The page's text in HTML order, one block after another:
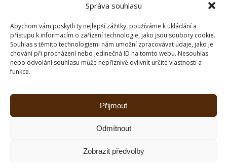
Správa souhlasu
Abychom vám poskytli ty nejlepší zážitky, používáme k ukládání a
přístupu k informacím o zařízení technologie, jako jsou soubory cookie.
Souhlas s těmito technologiemi nám umožní zpracovávat údaje, jako je
chování při procházení nebo jedinečná ID na tomto webu. Nesouhlas
nebo odvolání souhlasu může nepříznivě ovlivnit určité vlastnosti a
funkce.
Přijmout
Odmítnout
Zobrazit předvolby
Ranní startovací smoothie
ČÍST DÁLE
Ashe Šablona odWP Royal.